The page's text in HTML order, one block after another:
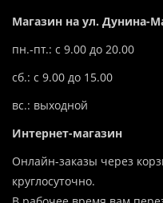
Магазин на ул. Дунина-
пн.-пт.: с 9.00 до 20.00
сб.: с 9.00 до 15.00
вс.: выходной
Интернет-магазин
Онлайн-заказы через
круглосуточно.